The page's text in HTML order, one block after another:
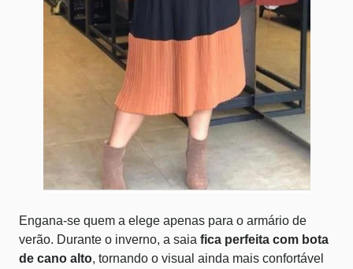
Engana-se quem a elege apenas para o armário de
verão. Durante o inverno, a saia fica perfeita com bota
de cano alto, tornando o visual ainda mais confortável